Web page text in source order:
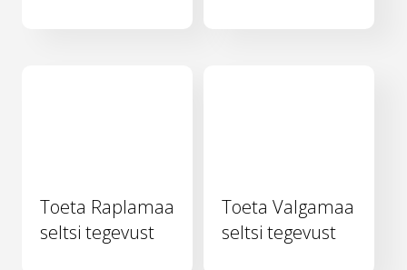
Toeta Raplamaa
seltsi tegevust
Toeta Valgamaa
seltsi tegevust